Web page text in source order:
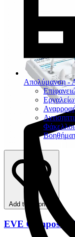
Απολύμανση -
Add to favorites
EVE Composoft